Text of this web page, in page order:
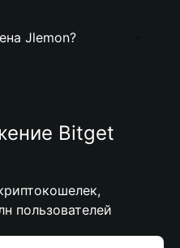
Jlemon?
Bitget
пользователей